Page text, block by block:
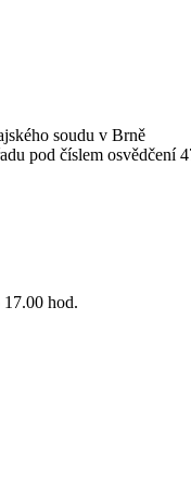
soudu v Brně
pod číslem osvědčení
hod.